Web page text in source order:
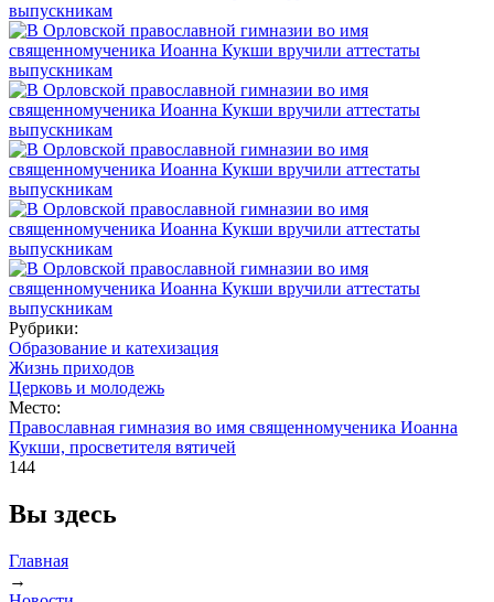
Рубрики:
Образование и катехизация
Жизнь приходов
Церковь и молодежь
Место:
Православная гимназия во имя священномученика Иоанна
Кукши, просветителя вятичей
144
Вы здесь
Главная
→